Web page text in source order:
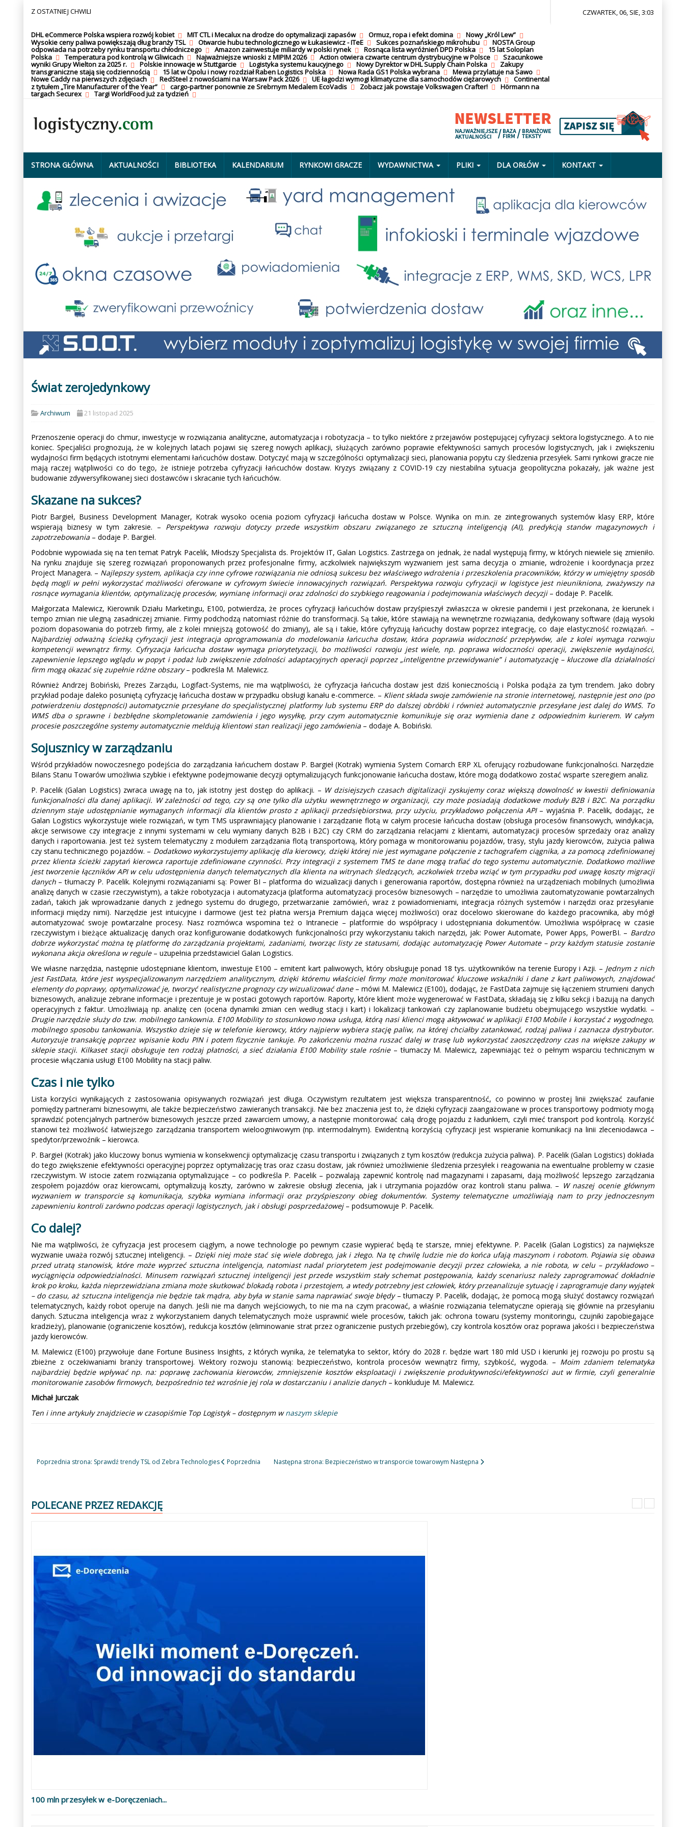
Z OSTATNIEJ CHWILI
DHL eCommerce Polska wspiera rozwój kobiet MIT CTL i Mecalux na drodze do optymalizacji zapasów Ormuz, ropa i efekt domina
Nowy „Król Lew”
Wysokie ceny paliwa powiększają dług branży TSL
Otwarcie hubu technologicznego w Łukasiewicz - ITeE Sukces poznańskiego mikrohubu
NOSTA Group
odpowiada na potrzeby rynku transportu chłodniczego
Amazon zainwestuje miliardy w polski rynek Rosnąca lista wyróżnień DPD Polska
15 lat Soloplan
Polska
Temperatura pod kontrolą w Gliwicach Najważniejsze wnioski z MIPIM 2026 Action otwiera czwarte centrum dystrybucyjne w Polsce
Szacunkowe
wyniki Grupy Wielton za 2025 r.
Polskie innowacje w Stuttgarcie Logistyka systemu kaucyjnego Nowy Dyrektor w DHL Supply Chain Polska
Zakupy
transgraniczne stają się codziennością
15 lat w Opolu i nowy rozdział Raben Logistics Polska Nowa Rada GS1 Polska wybrana
Mewa przylatuje na Sawo
Nowe Caddy na pierwszych zdjęciach
RedSteel z nowościami na Warsaw Pack 2026 UE łagodzi wymogi klimatyczne dla samochodów ciężarowych
Continental
z tytułem „Tire Manufacturer of the Year”
cargo-partner ponownie ze Srebrnym Medalem EcoVadis Zobacz jak powstaje Volkswagen Crafter!
Hörmann na
targach Securex
Targi WorldFood już za tydzień
CZWARTEK, 06, SIE, 3:03
STRONA GŁÓWNA AKTUALNOŚCI BIBLIOTEKA KALENDARIUM RYNKOWI GRACZE WYDAWNICTWA PLIKI DLA ORŁÓW KONTAKT
Świat zerojedynkowy
Archiwum 21 listopad 2025
Przenoszenie operacji do chmur, inwestycje w rozwiązania analityczne, automatyzacja i robotyzacja – to tylko niektóre z przejawów postępującej cyfryzacji sektora logistycznego. A to nie
koniec. Specjaliści prognozują, że w kolejnych latach pojawi się szereg nowych aplikacji, służących zarówno poprawie efektywności samych procesów logistycznych, jak i zwiększeniu
wydajności firm będących istotnymi elementami łańcuchów dostaw. Dotyczyć mają w szczególności optymalizacji sieci, planowania popytu czy śledzenia przesyłek. Sami rynkowi gracze nie
mają raczej wątpliwości co do tego, że istnieje potrzeba cyfryzacji łańcuchów dostaw. Kryzys związany z COVID-19 czy niestabilna sytuacja geopolityczna pokazały, jak ważne jest
budowanie zdywersyfikowanej sieci dostawców i skracanie tych łańcuchów.
Skazane na sukces?
Piotr Bargieł, Business Development Manager, Kotrak wysoko ocenia poziom cyfryzacji łańcucha dostaw w Polsce. Wynika on m.in. ze zintegrowanych systemów klasy ERP, które
wspierają biznesy w tym zakresie. – Perspektywa rozwoju dotyczy przede wszystkim obszaru związanego ze sztuczną inteligencją (AI), predykcją stanów magazynowych i
zapotrzebowania– dodaje P. Bargieł.
Podobnie wypowiada się na ten temat Patryk Pacelik, Młodszy Specjalista ds. Projektów IT, Galan Logistics. Zastrzega on jednak, że nadal występują firmy, w których niewiele się zmieniło.
Na rynku znajduje się szereg rozwiązań proponowanych przez profesjonalne firmy, aczkolwiek największym wyzwaniem jest sama decyzja o zmianie, wdrożenie i koordynacja przez
Project Managera. – Najlepszy system, aplikacja czy inne cyfrowe rozwiązania nie odniosą sukcesu bez właściwego wdrożenia i przeszkolenia pracowników, którzy w umiejętny sposób
będą mogli w pełni wykorzystać możliwości oferowane w cyfrowym świecie innowacyjnych rozwiązań. Perspektywa rozwoju cyfryzacji w logistyce jest nieunikniona, zważywszy na
rosnące wymagania klientów, optymalizację procesów, wymianę informacji oraz zdolności do szybkiego reagowania i podejmowania właściwych decyzji – dodaje P. Pacelik.
Małgorzata Malewicz, Kierownik Działu Marketingu, E100, potwierdza, że proces cyfryzacji łańcuchów dostaw przyśpieszył zwłaszcza w okresie pandemii i jest przekonana, że kierunek i
tempo zmian nie ulegną zasadniczej zmianie. Firmy podchodzą natomiast różnie do transformacji. Są takie, które stawiają na wewnętrzne rozwiązania, dedykowany software (dają wysoki
poziom dopasowania do potrzeb firmy, ale z kolei mniejszą gotowość do zmiany), ale są i takie, które cyfryzują łańcuchy dostaw poprzez integrację, co daje elastyczność rozwiązań. –
Najbardziej odważną ścieżką cyfryzacji jest integracja oprogramowania do modelowania łańcucha dostaw, która poprawia widoczność przepływów, ale z kolei wymaga rozwoju
kompetencji wewnątrz firmy. Cyfryzacja łańcucha dostaw wymaga priorytetyzacji, bo możliwości rozwoju jest wiele, np. poprawa widoczności operacji, zwiększenie wydajności,
zapewnienie lepszego wglądu w popyt i podaż lub zwiększenie zdolności adaptacyjnych operacji poprzez „inteligentne przewidywanie” i automatyzację – kluczowe dla działalności
firm mogą okazać się zupełnie różne obszary– podkreśla M. Malewicz.
Również Andrzej Bobiński, Prezes Zarządu, Logifact-Systems, nie ma wątpliwości, że cyfryzacja łańcucha dostaw jest dziś koniecznością i Polska podąża za tym trendem. Jako dobry
przykład podaje daleko posuniętą cyfryzację łańcucha dostaw w przypadku obsługi kanału e-commerce. – Klient składa swoje zamówienie na stronie internetowej, następnie jest ono (po
potwierdzeniu dostępności) automatycznie przesyłane do specjalistycznej platformy lub systemu ERP do dalszej obróbki i również automatycznie przesyłane jest dalej do WMS. To
WMS dba o sprawne i bezbłędne skompletowanie zamówienia i jego wysyłkę, przy czym automatycznie komunikuje się oraz wymienia dane z odpowiednim kurierem. W całym
procesie poszczególne systemy automatycznie meldują klientowi stan realizacji jego zamówienia– dodaje A. Bobiński.
Sojusznicy w zarządzaniu
Wśród przykładów nowoczesnego podejścia do zarządzania łańcuchem dostaw P. Bargieł (Kotrak) wymienia System Comarch ERP XL oferujący rozbudowane funkcjonalności. Narzędzie
Bilans Stanu Towarów umożliwia szybkie i efektywne podejmowanie decyzji optymalizujących funkcjonowanie łańcucha dostaw, które mogą dodatkowo zostać wsparte szeregiem analiz.
P. Pacelik (Galan Logistics) zwraca uwagę na to, jak istotny jest dostęp do aplikacji. – W dzisiejszych czasach digitalizacji zyskujemy coraz większą dowolność w kwestii definiowania
funkcjonalności dla danej aplikacji. W zależności od tego, czy są one tylko dla użytku wewnętrznego w organizacji, czy może posiadają dodatkowe moduły B2B i B2C. Na porządku
dziennym staje udostępnianie wymaganych informacji dla klientów prosto z aplikacji przedsiębiorstwa, przy użyciu, przykładowo połączenia API– wyjaśnia P. Pacelik, dodając, że
Galan Logistics wykorzystuje wiele rozwiązań, w tym TMS usprawniający planowanie i zarządzanie flotą w całym procesie łańcucha dostaw (obsługa procesów finansowych, windykacja,
akcje serwisowe czy integracje z innymi systemami w celu wymiany danych B2B i B2C) czy CRM do zarządzania relacjami z klientami, automatyzacji procesów sprzedaży oraz analizy
danych i raportowania. Jest też system telematyczny z modułem zarządzania flotą transportową, który pomaga w monitorowaniu pojazdów, trasy, stylu jazdy kierowców, zużycia paliwa
czy stanu technicznego pojazdów. – Dodatkowo wykorzystujemy aplikację dla kierowcy, dzięki której nie jest wymagane połączenie z tachografem ciągnika, a za pomocą zdefiniowanej
przez klienta ścieżki zapytań kierowca raportuje zdefiniowane czynności. Przy integracji z systemem TMS te dane mogą trafiać do tego systemu automatycznie. Dodatkowo możliwe
jest tworzenie łączników API w celu udostępnienia danych telematycznych dla klienta na witrynach śledzących, aczkolwiek trzeba wziąć w tym przypadku pod uwagę koszty migracji
danych– tłumaczy P. Pacelik. Kolejnymi rozwiązaniami są: Power BI – platforma do wizualizacji danych i generowania raportów, dostępna również na urządzeniach mobilnych (umożliwia
analizę danych w czasie rzeczywistym), a także robotyzacja i automatyzacja (platforma automatyzacji procesów biznesowych – narzędzie to umożliwia zautomatyzowanie powtarzalnych
zadań, takich jak wprowadzanie danych z jednego systemu do drugiego, przetwarzanie zamówień, wraz z powiadomieniami, integracja różnych systemów i narzędzi oraz przesyłanie
informacji między nimi). Narzędzie jest intuicyjne i darmowe (jest też płatna wersja Premium dająca więcej możliwości) oraz docelowo skierowane do każdego pracownika, aby mógł
automatyzować swoje powtarzalne procesy. Nasz rozmówca wspomina też o Intranecie – platformie do współpracy i udostępniania dokumentów. Umożliwia współpracę w czasie
rzeczywistym i bieżące aktualizację danych oraz konfigurowanie dodatkowych funkcjonalności przy wykorzystaniu takich narzędzi, jak: Power Automate, Power Apps, PowerBI. – Bardzo
dobrze wykorzystać można tę platformę do zarządzania projektami, zadaniami, tworząc listy ze statusami, dodając automatyzację Power Automate – przy każdym statusie zostanie
wykonana akcja określona w regule– uzupełnia przedstawiciel Galan Logistics.
We własne narzędzia, następnie udostępniane klientom, inwestuje E100 – emitent kart paliwowych, który obsługuje ponad 18 tys. użytkowników na terenie Europy i Azji. – Jednym z nich
jest FastData, które jest wyspecjalizowanym narzędziem analitycznym, dzięki któremu właściciel firmy może monitorować kluczowe wskaźniki i dane z kart paliwowych, znajdować
elementy do poprawy, optymalizować je, tworzyć realistyczne prognozy czy wizualizować dane– mówi M. Malewicz (E100), dodając, że FastData zajmuje się łączeniem strumieni danych
biznesowych, analizuje zebrane informacje i prezentuje je w postaci gotowych raportów. Raporty, które klient może wygenerować w FastData, składają się z kilku sekcji i bazują na danych
operacyjnych z faktur. Umożliwiają np. analizę cen (ocena dynamiki zmian cen według stacji i kart) i lokalizacji tankowań czy zaplanowanie budżetu obejmującego wszystkie wydatki. –
Drugie narzędzie służy do tzw. mobilnego tankownia. E100 Mobility to stosunkowo nowa usługa, którą nasi klienci mogą aktywować w aplikacji E100 Mobile i korzystać z wygodnego,
mobilnego sposobu tankowania. Wszystko dzieje się w telefonie kierowcy, który najpierw wybiera stację paliw, na której chciałby zatankować, rodzaj paliwa i zaznacza dystrybutor.
Autoryzuje transakcję poprzez wpisanie kodu PIN i potem fizycznie tankuje. Po zakończeniu można ruszać dalej w trasę lub wykorzystać zaoszczędzony czas na większe zakupy w
sklepie stacji. Kilkaset stacji obsługuje ten rodzaj płatności, a sieć działania E100 Mobility stale rośnie – tłumaczy M. Malewicz, zapewniając też o pełnym wsparciu technicznym w
procesie włączania usługi E100 Mobility na stacji paliw.
Czas i nie tylko
Lista korzyści wynikających z zastosowania opisywanych rozwiązań jest długa. Oczywistym rezultatem jest większa transparentność, co powinno w prostej linii zwiększać zaufanie
pomiędzy partnerami biznesowymi, ale także bezpieczeństwo zawieranych transakcji. Nie bez znaczenia jest to, że dzięki cyfryzacji zaangażowane w proces transportowy podmioty mogą
sprawdzić potencjalnych partnerów biznesowych jeszcze przed zawarciem umowy, a następnie monitorować całą drogę pojazdu z ładunkiem, czyli mieć transport pod kontrolą. Korzyść
stanowi też możliwość łatwiejszego zarządzania transportem wieloogniwowym (np. intermodalnym). Ewidentną korzyścią cyfryzacji jest wspieranie komunikacji na linii zleceniodawca –
spedytor/przewoźnik – kierowca.
P. Bargieł (Kotrak) jako kluczowy bonus wymienia w konsekwencji optymalizację czasu transportu i związanych z tym kosztów (redukcja zużycia paliwa). P. Pacelik (Galan Logistics) dokłada
do tego zwiększenie efektywności operacyjnej poprzez optymalizację tras oraz czasu dostaw, jak również umożliwienie śledzenia przesyłek i reagowania na ewentualne problemy w czasie
rzeczywistym. W istocie zatem rozwiązania optymalizujące – co podkreśla P. Pacelik – pozwalają zapewnić kontrolę nad magazynami i zapasami, dają możliwość lepszego zarządzania
zespołem pojazdów oraz kierowcami, optymalizują koszty, zarówno w zakresie obsługi zlecenia, jak i utrzymania pojazdów oraz kontroli stanu paliwa. – W naszej ocenie głównym
wyzwaniem w transporcie są komunikacja, szybka wymiana informacji oraz przyśpieszony obieg dokumentów. Systemy telematyczne umożliwiają nam to przy jednoczesnym
zapewnieniu kontroli zarówno podczas operacji logistycznych, jak i obsługi posprzedażowej– podsumowuje P. Pacelik.
Co dalej?
Nie ma wątpliwości, że cyfryzacja jest procesem ciągłym, a nowe technologie po pewnym czasie wypierać będą te starsze, mniej efektywne. P. Pacelik (Galan Logistics) za największe
wyzwanie uważa rozwój sztucznej inteligencji. – Dzięki niej może stać się wiele dobrego, jak i złego. Na tę chwilę ludzie nie do końca ufają maszynom i robotom. Pojawia się obawa
przed utratą stanowisk, które może wyprzeć sztuczna inteligencja, natomiast nadal priorytetem jest podejmowanie decyzji przez człowieka, a nie robota, w celu – przykładowo –
wyciągnięcia odpowiedzialności. Minusem rozwiązań sztucznej inteligencji jest przede wszystkim stały schemat postępowania, każdy scenariusz należy zaprogramować dokładnie
krok po kroku, każda nieprzewidziana zmiana może skutkować blokadą robota i przestojem, a wtedy potrzebny jest człowiek, który przeanalizuje sytuację i zaprogramuje dany wyjątek
– do czasu, aż sztuczna inteligencja nie będzie tak mądra, aby była w stanie sama naprawiać swoje błędy – tłumaczy P. Pacelik, dodając, że pomocą mogą służyć dostawcy rozwiązań
telematycznych, każdy robot operuje na danych. Jeśli nie ma danych wejściowych, to nie ma na czym pracować, a właśnie rozwiązania telematyczne opierają się głównie na przesyłaniu
danych. Sztuczna inteligencja wraz z wykorzystaniem danych telematycznych może usprawnić wiele procesów, takich jak: ochrona towaru (systemy monitoringu, czujniki zapobiegające
kradzieży), planowanie (ograniczenie kosztów), redukcja kosztów (eliminowanie strat przez ograniczenie pustych przebiegów), czy kontrola kosztów oraz poprawa jakości i bezpieczeństwa
jazdy kierowców.
M. Malewicz (E100) przywołuje dane Fortune Business Insights, z których wynika, że telematyka to sektor, który do 2028 r. będzie wart 180 mld USD i kierunki jej rozwoju po prostu są
zbieżne z oczekiwaniami branży transportowej. Wektory rozwoju stanowią: bezpieczeństwo, kontrola procesów wewnątrz firmy, szybkość, wygoda. – Moim zdaniem telematyka
najbardziej będzie wpływać np. na: poprawę zachowania kierowców, zmniejszenie kosztów eksploatacji i zwiększenie produktywności/efektywności aut w firmie, czyli generalnie
monitorowanie zasobów firmowych, bezpośrednio też wzrośnie jej rola w dostarczaniu i analizie danych– konkluduje M. Malewicz.
Michał Jurczak
Ten i inne artykuły znajdziecie w czasopiśmie Top Logistyk – dostępnym wnaszym sklepie
Poprzednia strona: Sprawdź trendy TSL od Zebra Technologies Poprzednia Następna strona: Bezpieczeństwo w transporcie towarowym Następna
POLECANE PRZEZ REDAKCJĘ
Poprzedni
Następny
100 mln przesyłek w e-Doręczeniach...